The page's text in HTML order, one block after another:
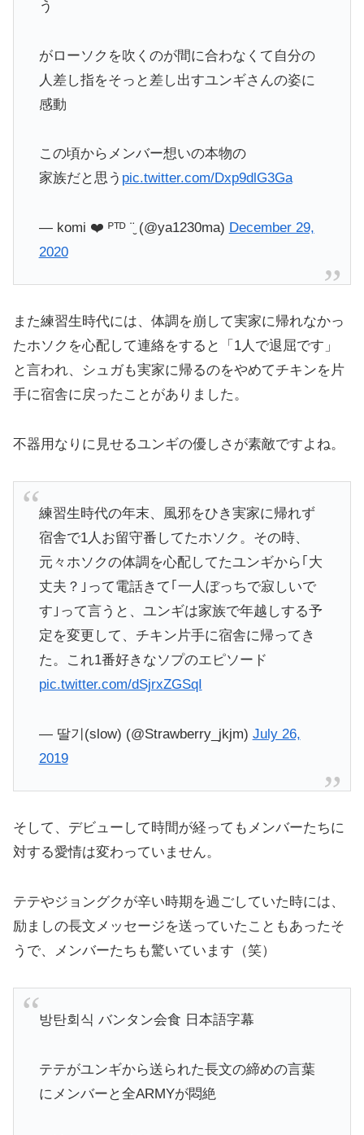
う
がローソクを吹くのが間に合わなくて自分の
人差し指をそっと差し出すユンギさんの姿に
感動
この頃からメンバー想いの本物の
家族だと思う pic.twitter.com/Dxp9dlG3Ga
— komi ❤️ ᴾᵀᴰ ¨̮ (@ya1230ma) December 29,
2020
また練習生時代には、体調を崩して実家に帰れなかっ
たホソクを心配して連絡をすると「1人で退屈です」
と言われ、シュガも実家に帰るのをやめてチキンを片
手に宿舎に戻ったことがありました。
不器用なりに見せるユンギの優しさが素敵ですよね。
練習生時代の年末、風邪をひき実家に帰れず
宿舎で1人お留守番してたホソク。その時、
元々ホソクの体調を心配してたユンギから｢大
丈夫？｣って電話きて｢一人ぼっちで寂しいで
す｣って言うと、ユンギは家族で年越しする予
定を変更して、チキン片手に宿舎に帰ってき
た。これ1番好きなソプのエピソード
pic.twitter.com/dSjrxZGSqI
— 딸기(slow) (@Strawberry_jkjm) July 26,
2019
そして、デビューして時間が経ってもメンバーたちに
対する愛情は変わっていません。
テテやジョングクが辛い時期を過ごしていた時には、
励ましの長文メッセージを送っていたこともあったそ
うで、メンバーたちも驚いています（笑）
방탄회식 バンタン会食 日本語字幕
テテがユンギから送られた長文の締めの言葉
にメンバーと全ARMYが悶絶